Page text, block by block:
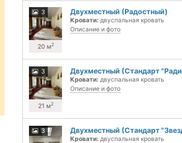
3
20 м2
Двухместный (Радостный)
Кровати: двуспальная кровать
Описание и фото
3
21 м2
Двухместный (Стандарт
Кровати: двуспальная кровать
Описание и фото
3 Двухместный (Стандарт
Кровати: двуспальная кровать